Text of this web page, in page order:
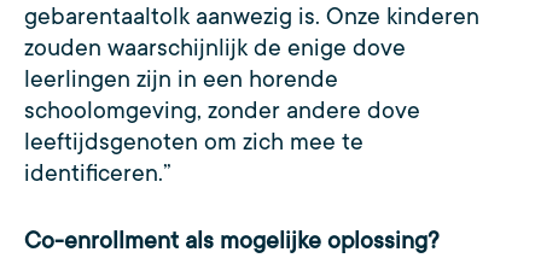
gebarentaaltolk aanwezig is. Onze kinderen
zouden waarschijnlijk de enige dove
leerlingen zijn in een horende
schoolomgeving, zonder andere dove
leeftijdsgenoten om zich mee te
identificeren.”
Co-enrollment als mogelijke oplossing?